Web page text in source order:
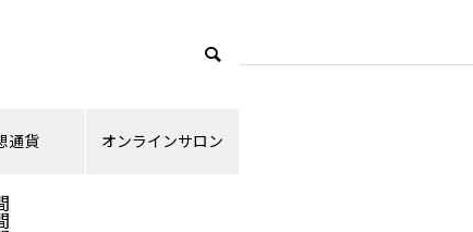
通貨 オンラインサロン
ランキング